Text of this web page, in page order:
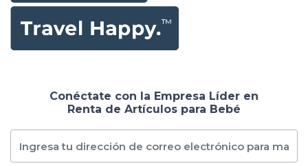
Conéctate con la Empresa Líder en
Renta de Artículos para Bebé